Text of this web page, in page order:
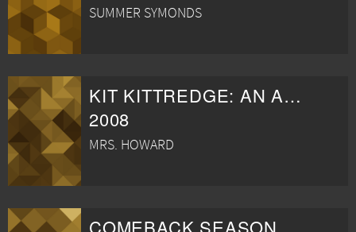
SUMMER SYMONDS
KIT KITTREDGE: AN AMERICAN GIRL
2008
MRS. HOWARD
COMEBACK SEASON